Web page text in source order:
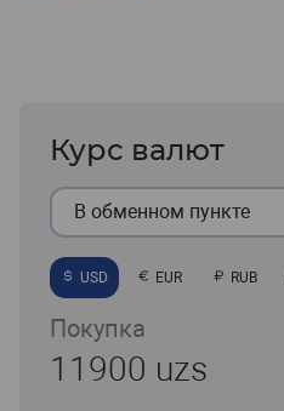
Курс валют
В обменном пункте
USD EUR RUB
Покупка
11900 uzs